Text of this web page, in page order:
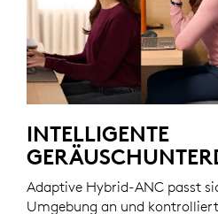
INTELLIGENTE
Adaptive Hybrid-ANC passt
Umgebung an und